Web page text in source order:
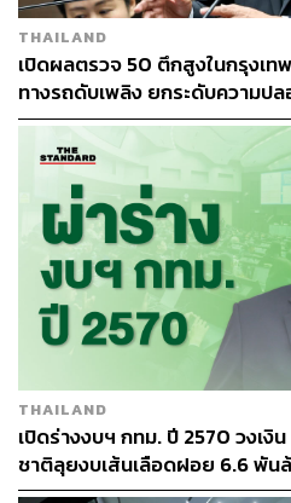
ABOUT
THE
กองบรรณาธิก
THAILAND
เปิดผลตรวจ 50 ตึกสูงในกรุงเ
ทางรถดับเพลิง ยกระดับความป
THAILAND
เปิดร่างงบฯ กทม. ปี 2570 วงเงิ
ชาติลุยงบเส้นเลือดฝอย 6.6 พัน
ยุทธศาสตร์พัฒนาเมือง